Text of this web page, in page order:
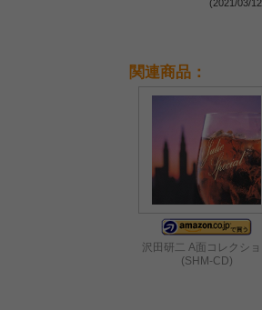
(2021/03/
関連商品：
沢田研二 A面コレクシ
(SHM-CD)